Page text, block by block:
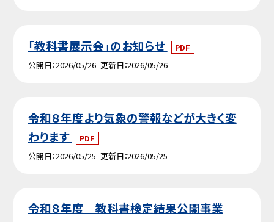
「教科書展示会」のお知らせ
PDF
公開日 2026/05/26 更新日 2026/05/26
令和８年度より気象の警報などが大きく変
わります
PDF
公開日 2026/05/25 更新日 2026/05/25
令和８年度 教科書検定結果公開事業